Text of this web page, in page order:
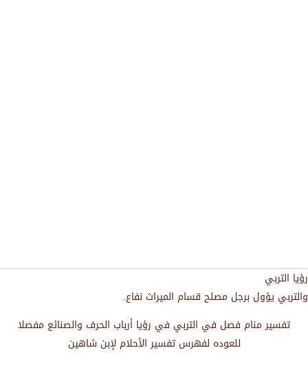
رؤيا التربي
والتربي يؤول برجل مصلح قسام الميراث نفاع.
تفسير منام فصل في التربي في رؤيا أرباب الحرف والصنائع مفصلا
للعوده لفهرس تفسير الأحلام لإبن شاهين